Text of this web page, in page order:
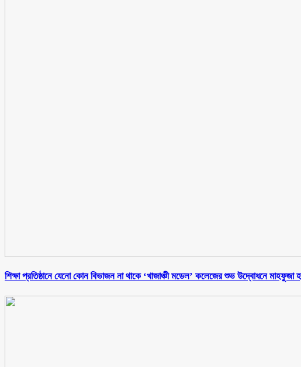
শিক্ষা প্রতিষ্ঠানে যেনো কোন বিভাজন না থাকে ‘খাজাঞ্চী মডেল’ কলেজের শুভ উদ্বোধনে মাহফুজা